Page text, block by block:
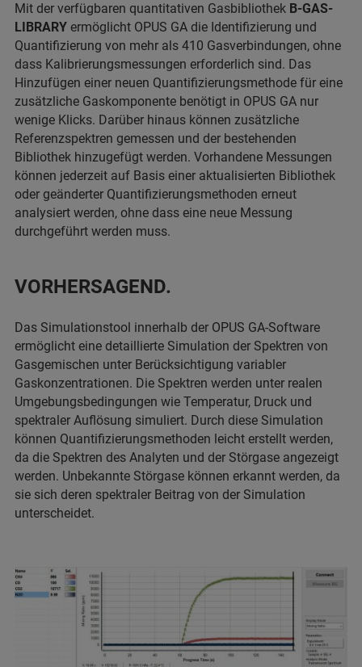
Mit der verfügbaren quantitativen Gasbibliothek B-GAS-
LIBRARY ermöglicht OPUS GA die Identifizierung und
Quantifizierung von mehr als 410 Gasverbindungen, ohne
dass Kalibrierungsmessungen erforderlich sind. Das
Hinzufügen einer neuen Quantifizierungsmethode für eine
zusätzliche Gaskomponente benötigt in OPUS GA nur
wenige Klicks. Darüber hinaus können zusätzliche
Referenzspektren gemessen und der bestehenden
Bibliothek hinzugefügt werden. Vorhandene Messungen
können jederzeit auf Basis einer aktualisierten Bibliothek
oder geänderter Quantifizierungsmethoden erneut
analysiert werden, ohne dass eine neue Messung
durchgeführt werden muss.
VORHERSAGEND.
Das Simulationstool innerhalb der OPUS GA-Software
ermöglicht eine detaillierte Simulation der Spektren von
Gasgemischen unter Berücksichtigung variabler
Gaskonzentrationen. Die Spektren werden unter realen
Umgebungsbedingungen wie Temperatur, Druck und
spektraler Auflösung simuliert. Durch diese Simulation
können Quantifizierungsmethoden leicht erstellt werden,
da die Spektren des Analyten und der Störgase angezeigt
werden. Unbekannte Störgase können erkannt werden, da
sie sich deren spektraler Beitrag von der Simulation
unterscheidet.